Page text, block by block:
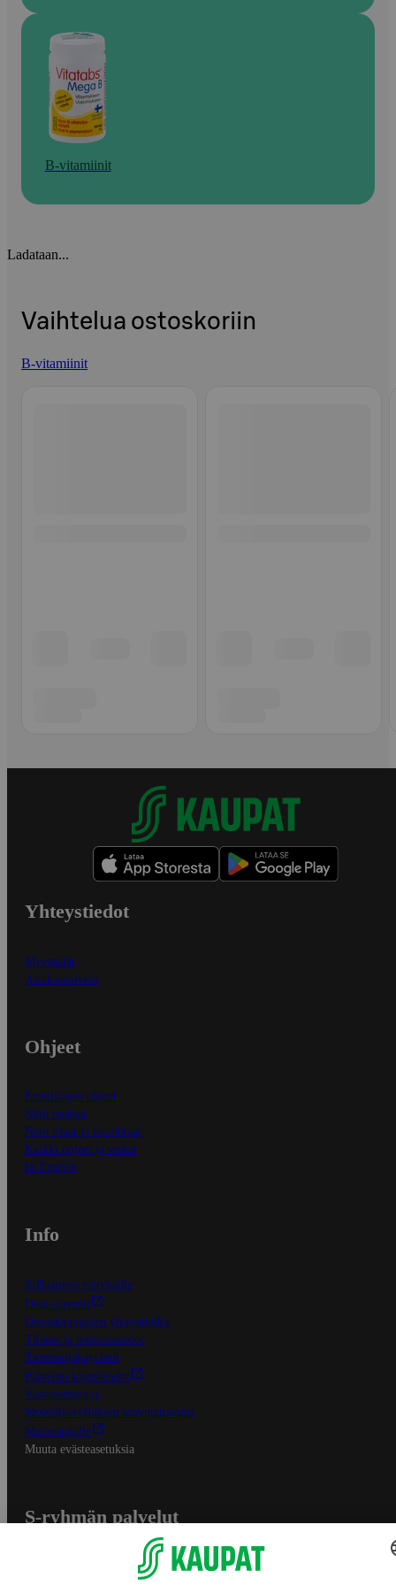
B-vitamiinit
Ladataan...
Vaihtelua ostoskoriin
B-vitamiinit
Yhteystiedot
Myymälät
Asiakaspalvelu
Ohjeet
Ensitilaajan ohjeet
Näin maksat
Näin tilaat ja muokkaat
Kaikki ohjeet ja vinkit
In English
Info
S-Business yrityksille
Oiva-raportit
Osuuskauppojen yhteystiedot
Tilaus- ja toimitusehdot
Tietosuojakäytäntö
Palvelun käyttöehdot
Saavutettavuus
Mobiilisovelluksen saavutettavuus
Mainostajalle
Muuta evästeasetuksia
S-ryhmän palvelut